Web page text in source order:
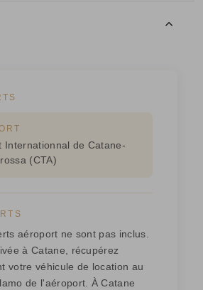
Internationnal de Catane-
(CTA)
aéroport ne sont pas inclus.
à Catane, récupérez
votre véhicule de location au
de l'aéroport. À Catane